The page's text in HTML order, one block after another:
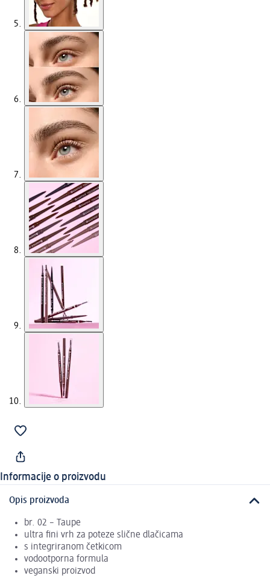
Informacije o proizvodu
Opis proizvoda
br. 02 – Taupe
ultra fini vrh za poteze slične dlačicama
s integriranom četkicom
vodootporna formula
veganski proizvod